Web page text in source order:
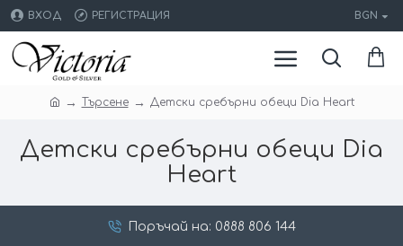
ВХОД РЕГИСТРАЦИЯ BGN
Търсене Детски сребърни обеци Dia Heart
Детски сребърни обеци Dia
Heart
Поръчай на: 0888 806 144